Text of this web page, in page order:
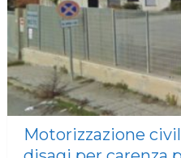
Motorizzazione